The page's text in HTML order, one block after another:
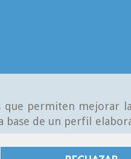
permiten mejorar
base de un perfil